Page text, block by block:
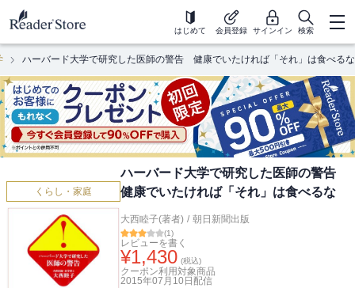
はじめて 会員登録 サインイン 検索
ハーバード大学で研究した医師の警告 健康でいたければ「それ」は食べるな
くらし・家庭
ハーバード大学で研究した医師の警告
健康でいたければ「それ」は食べるな
大西睦子(著者) / 朝日新聞出版
(1)
レビューを書く
¥1,430 (税込)
クーポン利用対象商品
2015年07月10日 配信